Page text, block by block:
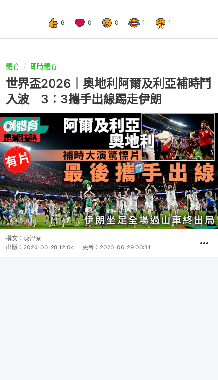
6 0 0 1 1
體育 即時體育
世界盃2026｜奧地利阿爾及利亞補時鬥
入波 3：3攜手出線踢走伊朗
撰文： 陳智深
出版： 2026-06-28 12:04 更新： 2026-06-29 06:31